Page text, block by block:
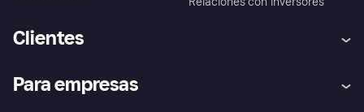
Clientes
Inicio de sesión
Para empresas